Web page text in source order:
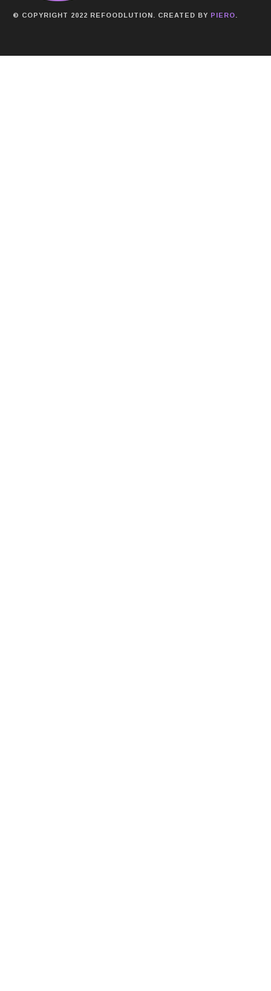
© COPYRIGHT 2022 REFOODLUTION. CREATED BY PIERO